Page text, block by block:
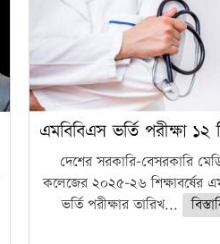
এমবিবিএস ভর্তি পরীক্ষা ১২
দেশের সরকারি-বেসরকারি
কলেজের ২০২৫-২৬ শিক্ষাবর্ষের
ভর্তি পরীক্ষার তারিখ...